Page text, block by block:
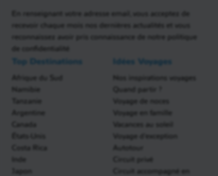
En renseignant votre adresse email, vous acceptez de
recevoir chaque mois nos dernières actualités et vous
reconnaissez avoir pris connaissance de notre politique
de confidentialité
Top Destinations
Afrique du Sud
Namibie
Tanzanie
Argentine
Canada
États-Unis
Costa Rica
Inde
Japon
Idées Voyages
Nos inspirations voyages
Quand partir ?
Voyage de noces
Voyage en famille
Vacances au soleil
Voyage d'exception
Autotour
Circuit privé
Circuit accompagné en